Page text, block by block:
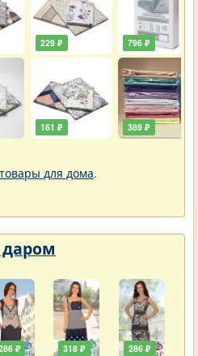
229 ₽
161 ₽
796 ₽
389 ₽
для дома.
даром
₽ 318 ₽ 286 ₽